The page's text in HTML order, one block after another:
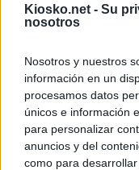
Kiosko.net - Su
nosotros
Nosotros y nuestros
información en un
procesamos datos
únicos e información
para personalizar
anuncios y del
como para